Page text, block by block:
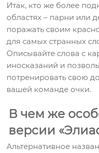
Итак, кто же более
областях – парни или
поражать своим
для самых странных
Описывайте слова с
иносказаний и
потренировать свою
вашей команде очки.
В чем же
версии
Альтернативное